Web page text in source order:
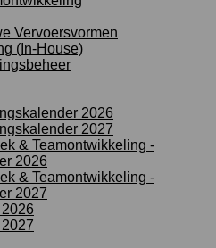
Vervoersvormen
(In-House)
2026
2027
& Teamontwikkeling -
2026
& Teamontwikkeling -
2027